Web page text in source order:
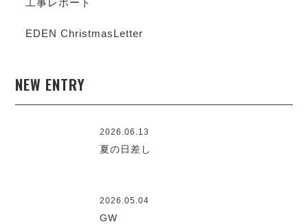
工事レポート
EDEN ChristmasLetter
NEW ENTRY
2026.06.13
夏の日差し
2026.05.04
GW